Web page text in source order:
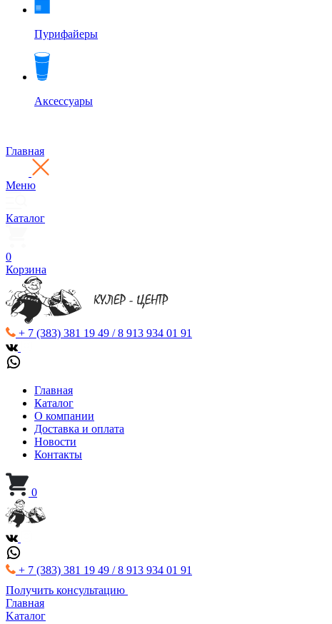
Пурифайеры
Аксессуары
Главная
Меню
Каталог
0
Корзина
+ 7 (383) 381 19 49 / 8 913 934 01 91
Главная
Каталог
О компании
Доставка и оплата
Новости
Контакты
0
+ 7 (383) 381 19 49 / 8 913 934 01 91
Получить консультацию
Главная
Kаталог